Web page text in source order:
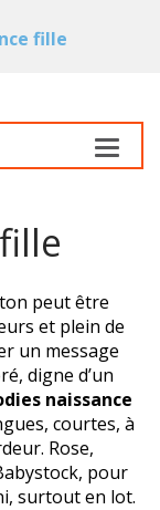
fille
peut être
et plein de
un message
digne d’un
naissance
courtes, à
Rose,
pour
surtout en lot.